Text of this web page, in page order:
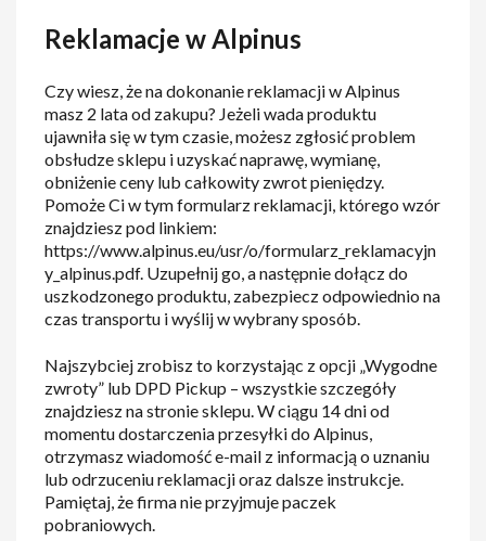
Reklamacje w Alpinus
Czy wiesz, że na dokonanie reklamacji w Alpinus
masz 2 lata od zakupu? Jeżeli wada produktu
ujawniła się w tym czasie, możesz zgłosić problem
obsłudze sklepu i uzyskać naprawę, wymianę,
obniżenie ceny lub całkowity zwrot pieniędzy.
Pomoże Ci w tym formularz reklamacji, którego wzór
znajdziesz pod linkiem:
https://www.alpinus.eu/usr/o/formularz_reklamacyjn
y_alpinus.pdf. Uzupełnij go, a następnie dołącz do
uszkodzonego produktu, zabezpiecz odpowiednio na
czas transportu i wyślij w wybrany sposób.
Najszybciej zrobisz to korzystając z opcji „Wygodne
zwroty” lub DPD Pickup – wszystkie szczegóły
znajdziesz na stronie sklepu. W ciągu 14 dni od
momentu dostarczenia przesyłki do Alpinus,
otrzymasz wiadomość e-mail z informacją o uznaniu
lub odrzuceniu reklamacji oraz dalsze instrukcje.
Pamiętaj, że firma nie przyjmuje paczek
pobraniowych.